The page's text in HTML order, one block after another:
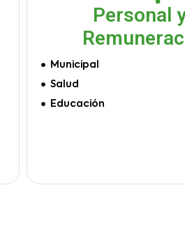
Personal
Municipal
Salud
Educación